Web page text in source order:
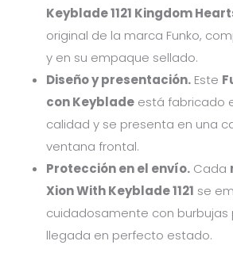
Keyblade 1121 Kingdom
original de la marca Funko,
y en su empaque sellado.
Diseño y presentación. Este
con Keyblade está fabricado
calidad y se presenta en una
ventana frontal.
Protección en el envío. Cada
Xion With Keyblade 1121 se
cuidadosamente con burbujas
llegada en perfecto estado.